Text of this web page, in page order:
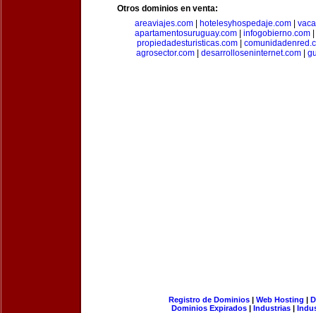
Otros dominios en venta:
areaviajes.com
hotelesyhospedaje.com
apartamentosuruguay.com
infogobierno.com
propiedadesturisticas.com|
agrosector.com
desarrolloseninternet.com
Registro de Dominios| Web Hosting |
Dominios Expirados | Industrias |